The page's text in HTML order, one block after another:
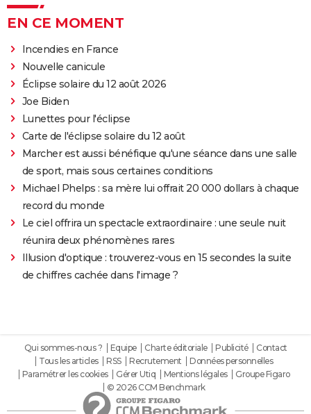
EN CE MOMENT
Incendies en France
Nouvelle canicule
Éclipse solaire du 12 août 2026
Joe Biden
Lunettes pour l'éclipse
Carte de l'éclipse solaire du 12 août
Marcher est aussi bénéfique qu'une séance dans une salle
de sport, mais sous certaines conditions
Michael Phelps : sa mère lui offrait 20 000 dollars à chaque
record du monde
Le ciel offrira un spectacle extraordinaire : une seule nuit
réunira deux phénomènes rares
Illusion d'optique : trouverez-vous en 15 secondes la suite
de chiffres cachée dans l'image ?
Qui sommes-nous ? Equipe Charte éditoriale Publicité
Contact
Tous les articles
RSS Recrutement
Données personnelles
Paramétrer les cookies
Gérer Utiq Mentions légales
Groupe Figaro
© 2026 CCM Benchmark